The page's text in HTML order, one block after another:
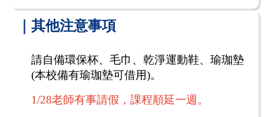
｜其他注意事項
請自備環保杯、毛巾、乾淨運動鞋、瑜珈墊
(本校備有瑜珈墊可借用)。
1/28老師有事請假，課程順延一週。